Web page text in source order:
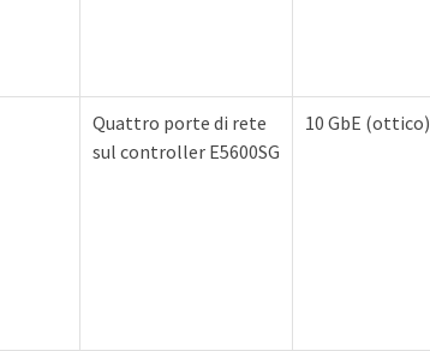
Quattro porte di rete
sul controller E5600SG
10 GbE (ottico)